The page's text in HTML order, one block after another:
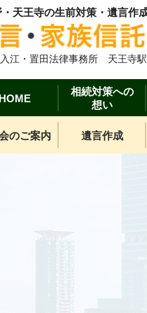
・天王寺の生前対策・遺言作
江・置田法律事務所 天王寺
HOME
相続対策への
想い
のご案内 遺言作成